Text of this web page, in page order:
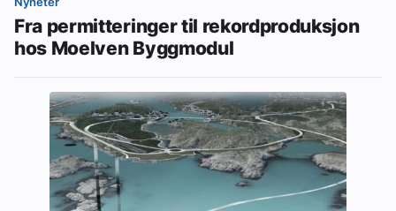
Fra permitteringer til rekordproduksjon
hos Moelven Byggmodul